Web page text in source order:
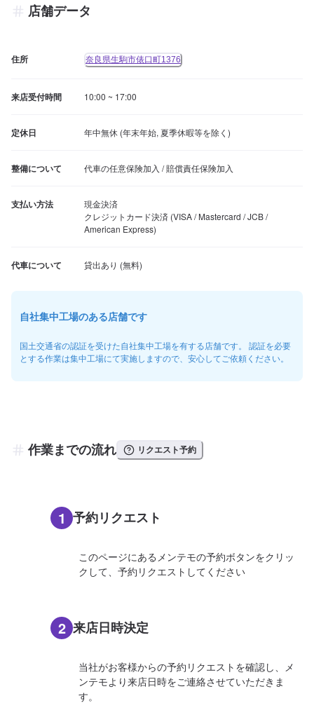
店舗データ
住所 奈良県生駒市俵口町1376
来店受付時間 10:00 ~ 17:00
定休日 年中無休 (年末年始, 夏季休暇等を除く)
整備について 代車の任意保険加入 / 賠償責任保険加入
支払い方法
現金決済
クレジットカード決済 (VISA / Mastercard / JCB /
American Express)
代車について
自社集中工場のある店舗です
国土交通省の認証を受けた自社集中工場を有する店舗です。 認証を必要
とする作業は集中工場にて実施しますので、安心してご依頼ください。
作業までの流れ リクエスト予約
1 予約リクエスト
このページにあるメンテモの予約ボタンをクリッ
クして、予約リクエストしてください
2 来店日時決定
当社がお客様からの予約リクエストを確認し、メ
ンテモより来店日時をご連絡させていただきま
す。